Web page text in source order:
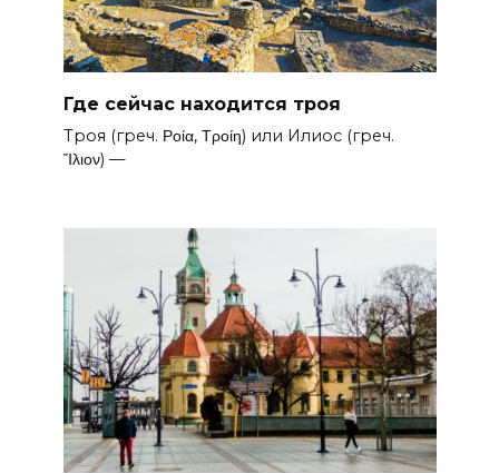
Где сейчас находится троя
Троя (греч. Ροία, Τροίη) или Илиос (греч.
Ἴλιον) —